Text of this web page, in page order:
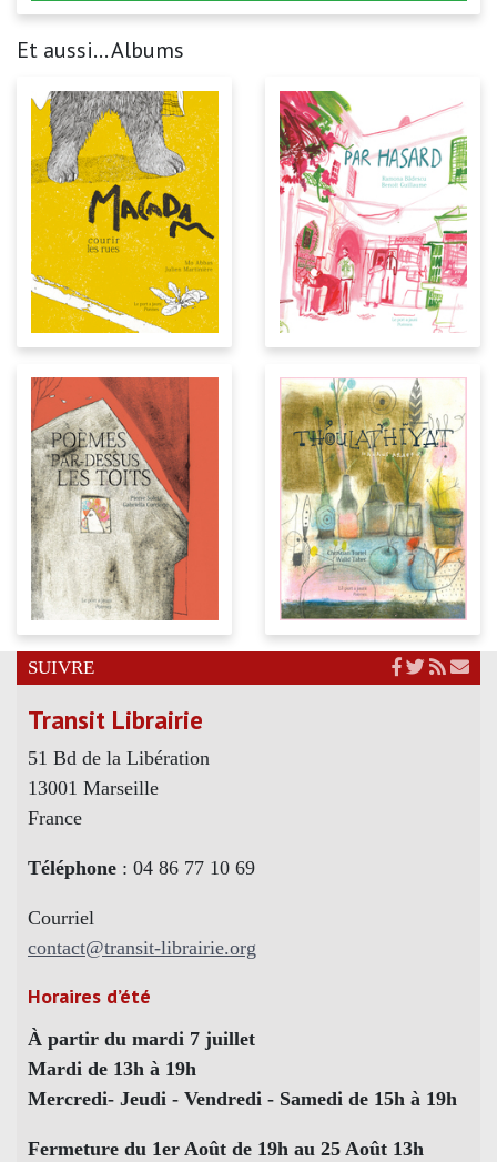
Et aussi... Albums
SUIVRE
Transit Librairie
51 Bd de la Libération
13001 Marseille
France
Téléphone : 04 86 77 10 69
Courriel
contact@transit-librairie.org
Horaires d’été
À partir du mardi 7 juillet
Mardi de 13h à 19h
Mercredi- Jeudi - Vendredi - Samedi de 15h à 19h
Fermeture du 1er Août de 19h au 25 Août 13h